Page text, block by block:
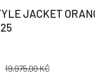
JACKET
PŮVODNÍ
19,975.00 KČ